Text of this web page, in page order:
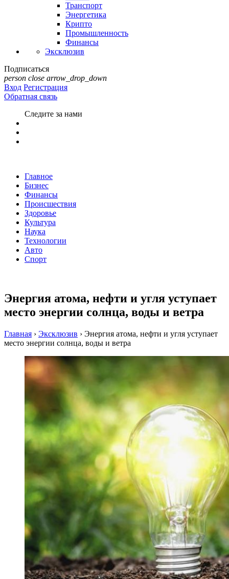
Транспорт
Энергетика
Крипто
Промышленность
Финансы
Эксклюзив
Подписаться
person close arrow_drop_down
Вход Регистрация
Обратная связь
Следите за нами
Главное
Бизнес
Финансы
Происшествия
Здоровье
Культура
Наука
Технологии
Авто
Спорт
Энергия атома, нефти и угля уступает
место энергии солнца, воды и ветра
Главная › Эксклюзив › Энергия атома, нефти и угля уступает
место энергии солнца, воды и ветра